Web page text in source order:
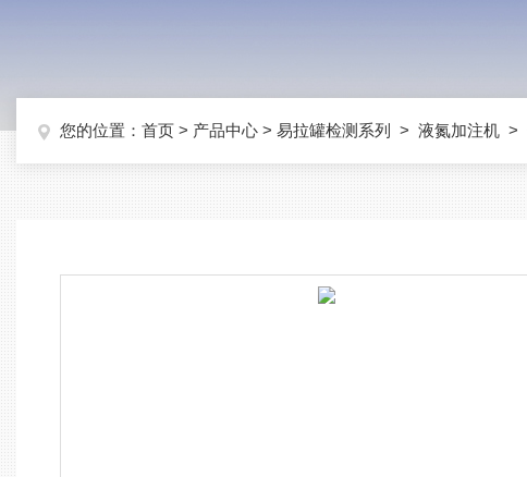
您的位置： 首页 > 产品中心 > 易拉罐检测系列 > 液氮加注机 >